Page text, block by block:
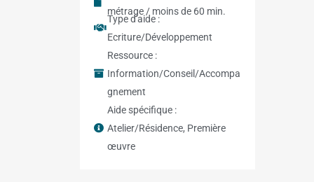
métrage / moins de 60 min.
Type d'aide :
Ecriture/Développement
Ressource :
Information/Conseil/Accompa
gnement
Aide spécifique :
Atelier/Résidence, Première
œuvre